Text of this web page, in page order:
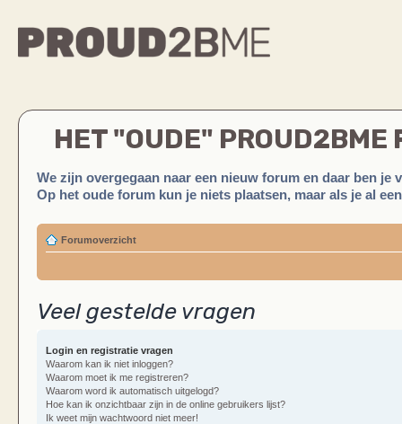
HET "OUDE" PROUD2BME
We zijn overgegaan naar een nieuw forum en daar ben je
Op het oude forum kun je niets plaatsen, maar als je al
Forumoverzicht
Veel gestelde vragen
Login en registratie vragen
Waarom kan ik niet inloggen?
Waarom moet ik me registreren?
Waarom word ik automatisch uitgelogd?
Hoe kan ik onzichtbaar zijn in de online gebruikers lijst?
Ik weet mijn wachtwoord niet meer!